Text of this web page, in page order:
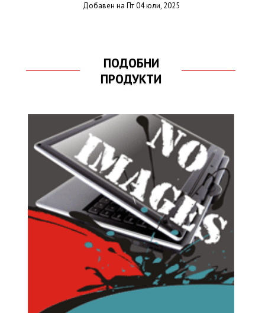
Добавен на Пт 04 юли, 2025
ПОДОБНИ
ПРОДУКТИ